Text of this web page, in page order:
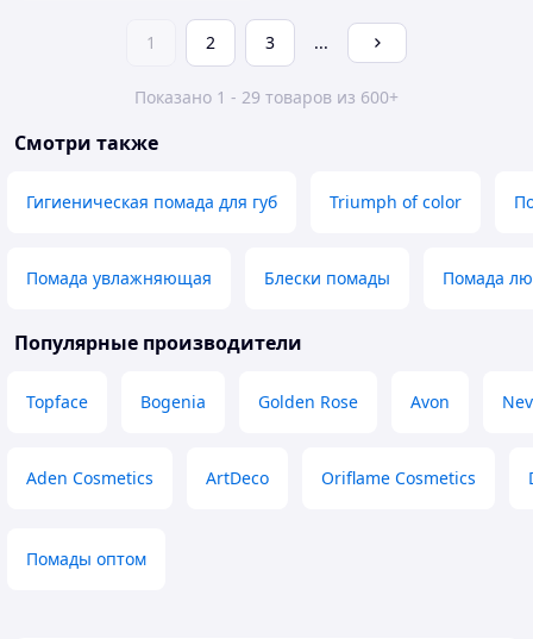
1 2 3 ...
Показано 1 - 29 товаров из 600+
Смотри также
Гигиеническая помада для губ Triumph of color
Помада увлажняющая Блески помады Помада
Популярные производители
Topface Bogenia Golden Rose Avon
Aden Cosmetics ArtDeco Oriflame Cosmetics
Помады оптом